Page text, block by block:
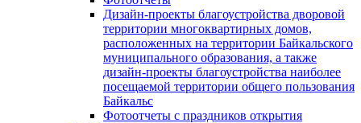
Дизайн-проекты благоустройства дворовой
территории многоквартирных домов,
расположенных на территории Байкальского
муниципального образования, а также
дизайн-проекты благоустройства наиболее
посещаемой территории общего пользования
Байкальс
Фотоотчеты с праздников открытия